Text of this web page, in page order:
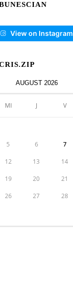
View on Instagram
AUGUST 2026
MI J V
5 6 7
12 13 14
19 20 21
26 27 28